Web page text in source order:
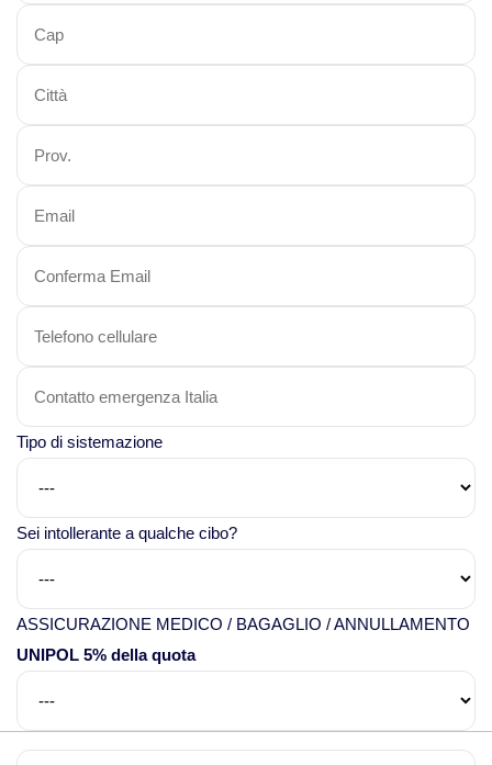
Viaggi in Malesia
Viaggi in Thailandia
Viaggi in Cambogia
Viaggi in Cina
Viaggi in Giappone
Viaggi in India
Viaggi in Turchia
Tipo di sistemazione
Sei intollerante a qualche cibo?
ASSICURAZIONE MEDICO / BAGAGLIO / ANNULLAMENTO
UNIPOL 5% della quota